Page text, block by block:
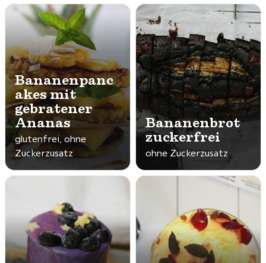
Bananenpanc
akes mit
gebratener
Ananas
glutenfrei, ohne
Zuckerzusatz
Bananenbrot
zuckerfrei
ohne Zuckerzusatz